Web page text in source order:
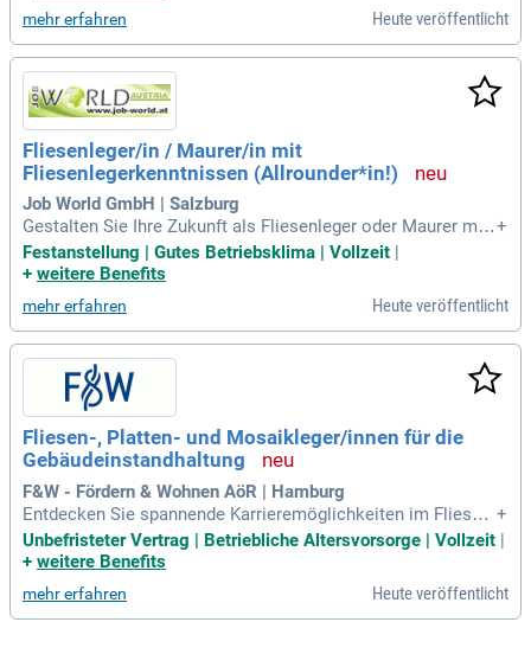
seres Erfolgs!
mehr erfahren Heute veröffentlicht
Fliesenleger/in / Maurer/in mit
Fliesenlegerkenntnissen (Allrounder*in!)
Job World GmbH | Salzburg
Gestalten Sie Ihre Zukunft als Fliesenleger oder Maurer mit
Fliesenlegerkenntnissen! Wir suchen talentierte Fachkräfte f
ür spannende Bau-Jobs bei einem angesehenen Unternehm
ELLUNG***!
+
Festanstellung | Gutes Betriebsklima | Vollzeit
+ weitere Benefits
mehr erfahren Heute veröffentlicht
Fliesen-, Platten- und Mosaikleger/innen für die
Gebäudeinstandhaltung
F&W - Fördern & Wohnen AöR | Hamburg
Entdecken Sie spannende Karrieremöglichkeiten im Fliesenl
egerhandwerk bei F&W! Wir bieten umfassende Reparaturen
und die Gestaltung von Fliesenflächen, inklusive Grundierun
dauerelastische Verfugung und die sorgfältige Dokumentati
on der Aufträge. Bei uns profitieren Sie von einer sicheren A
+
Unbefristeter Vertrag | Betriebliche Altersvorsorge | Vollzeit |
+ weitere Benefits
mehr erfahren Heute veröffentlicht